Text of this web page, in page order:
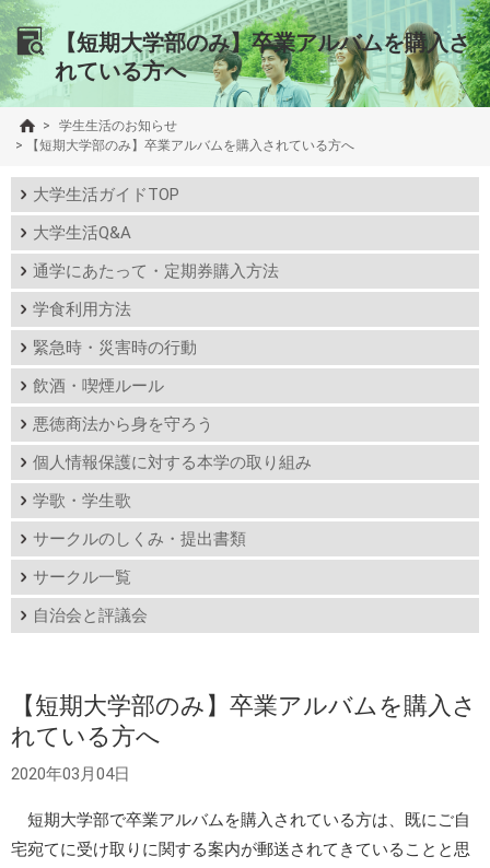
【短期大学部のみ】卒業アルバムを購入さ
れている方へ
>
学生生活のお知らせ
>
【短期大学部のみ】卒業アルバムを購入されている方へ
大学生活ガイドTOP
大学生活Q&A
通学にあたって・定期券購入方法
学食利用方法
緊急時・災害時の行動
飲酒・喫煙ルール
悪徳商法から身を守ろう
個人情報保護に対する本学の取り組み
学歌・学生歌
サークルのしくみ・提出書類
サークル一覧
自治会と評議会
【短期大学部のみ】卒業アルバムを購入さ
れている方へ
2020年03月04日
短期大学部で卒業アルバムを購入されている方は、既にご自
宅宛てに受け取りに関する案内が郵送されてきていることと思